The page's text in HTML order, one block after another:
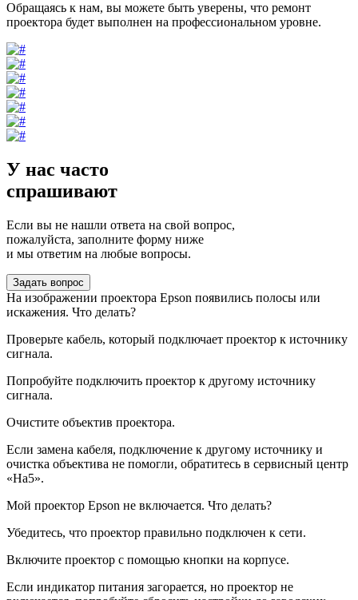
Обращаясь к нам, вы можете быть уверены, что ремонт
проектора будет выполнен на профессиональном уровне.
У нас часто
спрашивают
Если вы не нашли ответа на свой вопрос,
пожалуйста, заполните форму ниже
и мы ответим на любые вопросы.
Задать вопрос
На изображении проектора Epson появились полосы или
искажения. Что делать?
Проверьте кабель, который подключает проектор к источнику
сигнала.
Попробуйте подключить проектор к другому источнику
сигнала.
Очистите объектив проектора.
Если замена кабеля, подключение к другому источнику и
очистка объектива не помогли, обратитесь в сервисный центр
«На5».
Мой проектор Epson не включается. Что делать?
Убедитесь, что проектор правильно подключен к сети.
Включите проектор с помощью кнопки на корпусе.
Если индикатор питания загорается, но проектор не